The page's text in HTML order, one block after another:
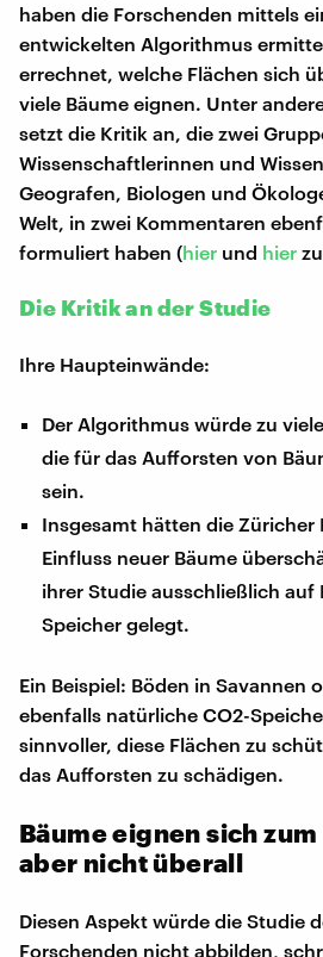
haben die Forschenden mittels
entwickelten Algorithmus
errechnet, welche Flächen sich
viele Bäume eignen. Unter
setzt die Kritik an, die zwei
Wissenschaftlerinnen und
Geografen, Biologen und
Welt, in zwei Kommentaren
formuliert haben (hier und hier
Die Kritik an der Studie
Ihre Haupteinwände:
Der Algorithmus würde zu
die für das Aufforsten von
sein.
Insgesamt hätten die Züricher
Einfluss neuer Bäume
ihrer Studie ausschließlich auf
Speicher gelegt.
Ein Beispiel: Böden in Savannen
ebenfalls natürliche CO2-
sinnvoller, diese Flächen zu
das Aufforsten zu schädigen.
Bäume eignen sich
aber nicht überall
Diesen Aspekt würde die Studie
Forschenden nicht abbilden,